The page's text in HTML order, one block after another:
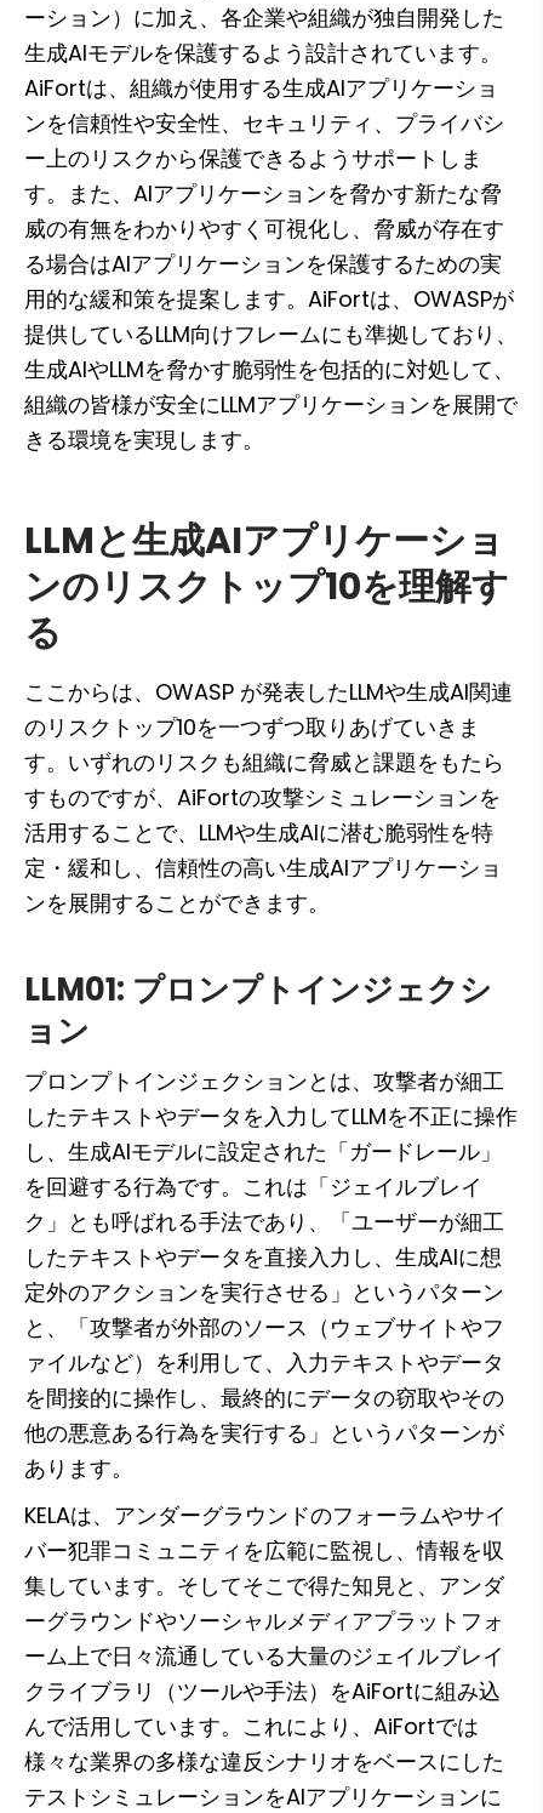
ーション）に加え、各企業や組織が独自開発した
生成AIモデルを保護するよう設計されています。
AiFortは、組織が使用する生成AIアプリケーショ
ンを信頼性や安全性、セキュリティ、プライバシ
ー上のリスクから保護できるようサポートしま
す。また、AIアプリケーションを脅かす新たな脅
威の有無をわかりやすく可視化し、脅威が存在す
る場合はAIアプリケーションを保護するための実
用的な緩和策を提案します。AiFortは、OWASPが
提供しているLLM向けフレームにも準拠しており、
生成AIやLLMを脅かす脆弱性を包括的に対処して、
組織の皆様が安全にLLMアプリケーションを展開で
きる環境を実現します。
LLMと生成AIアプリケーショ
ンのリスクトップ10を理解す
る
ここからは、OWASP が発表したLLMや生成AI関連
のリスクトップ10を一つずつ取りあげていきま
す。いずれのリスクも組織に脅威と課題をもたら
すものですが、AiFortの攻撃シミュレーションを
活用することで、LLMや生成AIに潜む脆弱性を特
定・緩和し、信頼性の高い生成AIアプリケーショ
ンを展開することができます。
LLM01: プロンプトインジェクシ
ョン
プロンプトインジェクションとは、攻撃者が細工
したテキストやデータを入力してLLMを不正に操作
し、生成AIモデルに設定された「ガードレール」
を回避する行為です。これは「ジェイルブレイ
ク」とも呼ばれる手法であり、「ユーザーが細工
したテキストやデータを直接入力し、生成AIに想
定外のアクションを実行させる」というパターン
と、「攻撃者が外部のソース（ウェブサイトやフ
ァイルなど）を利用して、入力テキストやデータ
を間接的に操作し、最終的にデータの窃取やその
他の悪意ある行為を実行する」というパターンが
あります。
KELAは、アンダーグラウンドのフォーラムやサイ
バー犯罪コミュニティを広範に監視し、情報を収
集しています。そしてそこで得た知見と、アンダ
ーグラウンドやソーシャルメディアプラットフォ
ーム上で日々流通している大量のジェイルブレイ
クライブラリ（ツールや手法）をAiFortに組み込
んで活用しています。これにより、AiFortでは
様々な業界の多様な違反シナリオをベースにした
テストシミュレーションをAIアプリケーションに